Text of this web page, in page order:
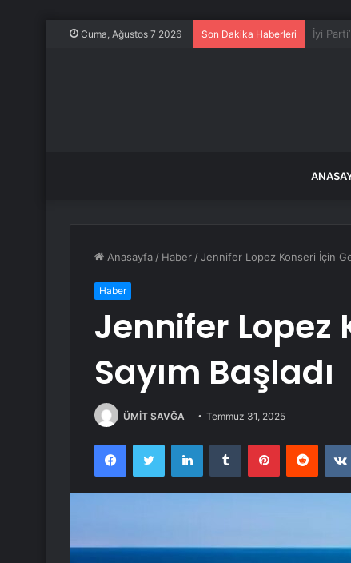
Cuma, Ağustos 7 2026 Son Dakika Haberleri
Anasayfa / Haber /Jennifer Lopez Konseri İçin
Haber
Jennifer Lopez
Sayım Başladı
ÜMİT SAVĞA Temmuz 31, 2025
FacebookTwitter LinkedInTumblr PinterestReddit